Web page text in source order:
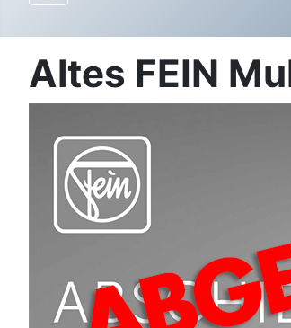
Altes FEIN